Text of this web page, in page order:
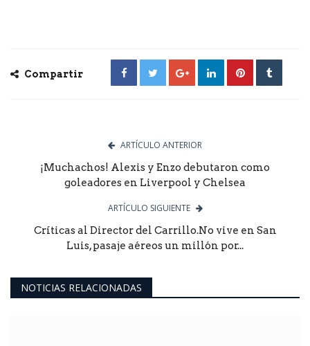
Compartir
ARTÍCULO ANTERIOR
¡Muchachos! Alexis y Enzo debutaron como
goleadores en Liverpool y Chelsea
ARTÍCULO SIGUIENTE
Críticas al Director del Carrillo.No vive en San
Luis, pasaje aéreos un millón por...
NOTICIAS RELACIONADAS